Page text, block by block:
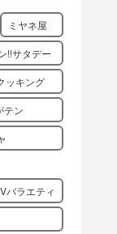
ミヤネ屋
!!サタデー
ッキング
テン
バラエティ